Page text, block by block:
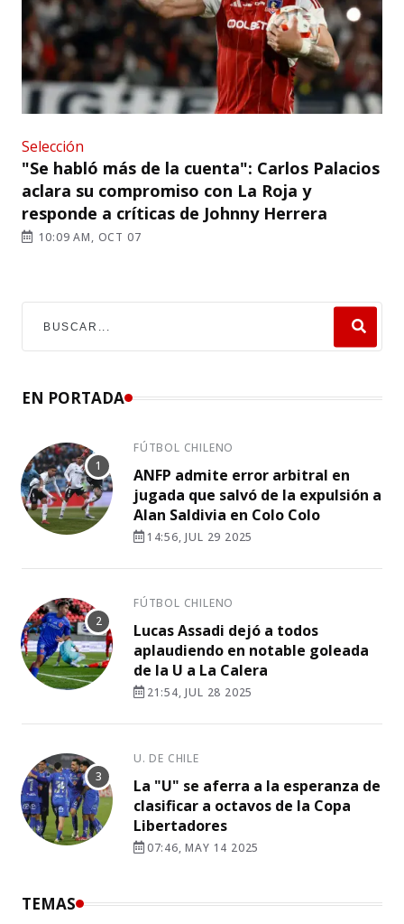
Selección
"Se habló más de la cuenta": Carlos Palacios
aclara su compromiso con La Roja y
responde a críticas de Johnny Herrera
10:09 AM, OCT 07
EN PORTADA
FÚTBOL CHILENO
ANFP admite error arbitral en
jugada que salvó de la expulsión a
Alan Saldivia en Colo Colo
14:56, JUL 29 2025
FÚTBOL CHILENO
Lucas Assadi dejó a todos
aplaudiendo en notable goleada
de la U a La Calera
21:54, JUL 28 2025
U. DE CHILE
La "U" se aferra a la esperanza de
clasificar a octavos de la Copa
Libertadores
07:46, MAY 14 2025
TEMAS